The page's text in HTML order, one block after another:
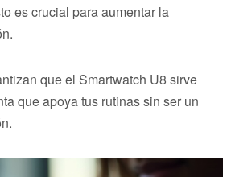
es crucial para aumentar la
que el Smartwatch U8 sirve
que apoya tus rutinas sin ser un